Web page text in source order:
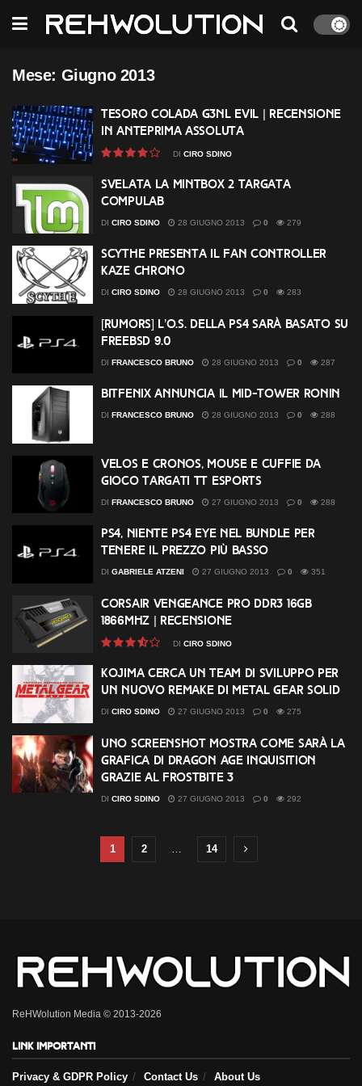
Mese: Giugno 2013
Tesoro Colada G3NL Evil | Recensione
in anteprima assoluta
DI CIRO SDINO
Svelata la Mintbox 2 targata
Compulab
DI CIRO SDINO 28 GIUGNO 2013 0 279
Scythe presenta il Fan Controller
Kaze Chrono
DI CIRO SDINO 28 GIUGNO 2013 0 283
[Rumors] L’O.S. della PS4 sarà basato su
FreeBSD 9.0
DI FRANCESCO BRUNO 28 GIUGNO 2013 0 287
BitFenix annuncia il Mid-Tower Ronin
DI FRANCESCO BRUNO 28 GIUGNO 2013 0 288
Velos e Cronos, mouse e cuffie da
gioco targati Tt eSports
DI FRANCESCO BRUNO 27 GIUGNO 2013 0 288
PS4, niente PS4 Eye nel bundle per
tenere il prezzo più basso
DI GABRIELE ATZENI 27 GIUGNO 2013 0 351
Corsair Vengeance Pro DDR3 16GB
1866MHz | Recensione
DI CIRO SDINO
Kojima cerca un team di sviluppo per
un nuovo remake di Metal Gear Solid
DI CIRO SDINO 27 GIUGNO 2013 0 275
Uno screenshot mostra come sarà la
grafica di Dragon Age Inquisition
grazie al Frostbite 3
DI CIRO SDINO 27 GIUGNO 2013 0 292
1 2 14
ReHWolution Media © 2013-2026
Link importanti
Privacy & GDPR Policy Contact Us About Us